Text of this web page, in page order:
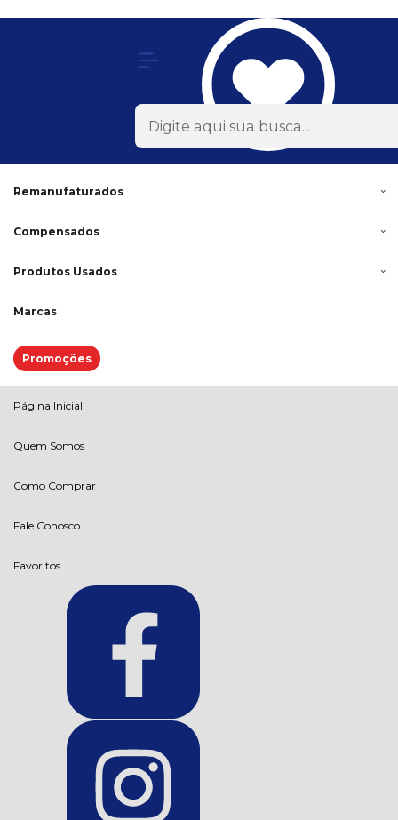
Remanufaturados
Compensados
Produtos Usados
Marcas
Promoções
Página Inicial
Quem Somos
Como Comprar
Fale Conosco
Favoritos